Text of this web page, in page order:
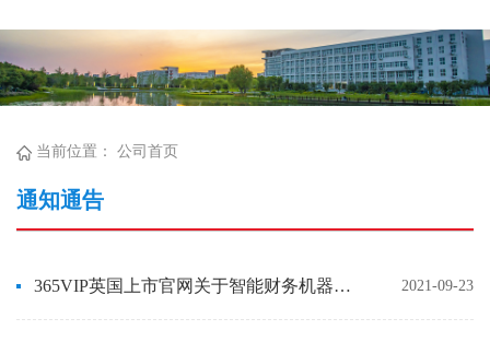
通知通告
当前位置： 公司首页
2021-09-23
365VIP英国上市官网关于智能财务机器人实训平台（软件）选型演示的通知